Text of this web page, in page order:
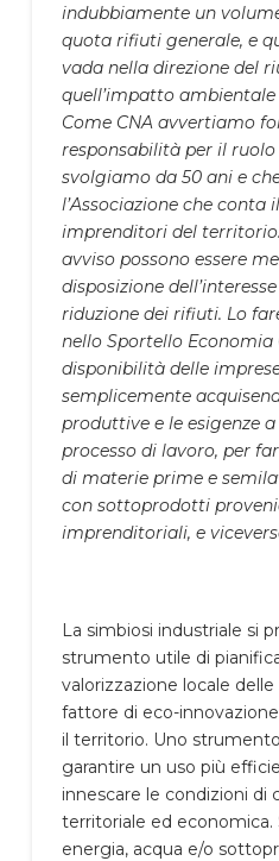
indubbiamente un
quota rifiuti generale, e
vada nella direzione del
quell’impatto
Come CNA avvertiamo
responsabilità per il
svolgiamo da 50 ani e
l’Associazione che
imprenditori del
avviso possono essere
disposizione
riduzione dei rifiuti. Lo
nello Sportello
disponibilità delle
semplicemente
produttive e le esigenze
processo di lavoro, per
di materie prime e
con sottoprodotti
imprenditoriali, e
La simbiosi industriale si
strumento utile di
valorizzazione locale
fattore di eco-
il territorio. Uno
garantire un uso più
innescare le condizioni di
territoriale ed economica.
energia, acqua e/o